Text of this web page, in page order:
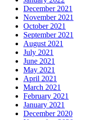
December 2021
November 2021
October 2021
September 2021
August 2021
July 2021
June 2021
May 2021
April 2021
March 2021
February 2021
January 2021
December 2020